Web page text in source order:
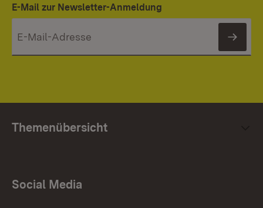
E-Mail zur Newsletter-Anmeldung
Themenübersicht
Social Media